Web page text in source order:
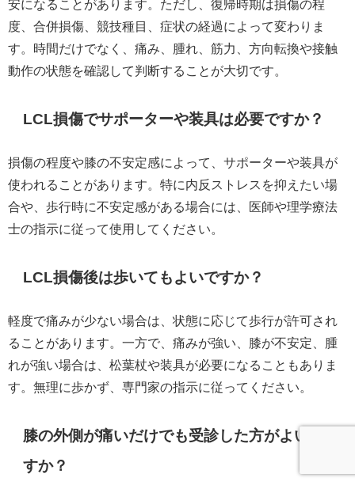
安になることがあります。ただし、復帰時期は損傷の程
度、合併損傷、競技種目、症状の経過によって変わりま
す。時間だけでなく、痛み、腫れ、筋力、方向転換や接触
動作の状態を確認して判断することが大切です。
LCL損傷でサポーターや装具は必要ですか？
損傷の程度や膝の不安定感によって、サポーターや装具が
使われることがあります。特に内反ストレスを抑えたい場
合や、歩行時に不安定感がある場合には、医師や理学療法
士の指示に従って使用してください。
LCL損傷後は歩いてもよいですか？
軽度で痛みが少ない場合は、状態に応じて歩行が許可され
ることがあります。一方で、痛みが強い、膝が不安定、腫
れが強い場合は、松葉杖や装具が必要になることもありま
す。無理に歩かず、専門家の指示に従ってください。
膝の外側が痛いだけでも受診した方がよいで
すか？